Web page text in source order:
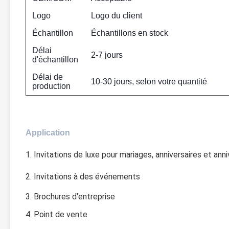
Logo
Logo du client
Échantillon
Échantillons en stock
Délai
d'échantillon
2-7 jours
Délai de
production
10-30 jours, selon votre quantité
Application
1. Invitations de luxe pour mariages, anniversaires et
2. Invitations à des événements
3. Brochures d'entreprise
4. Point de vente